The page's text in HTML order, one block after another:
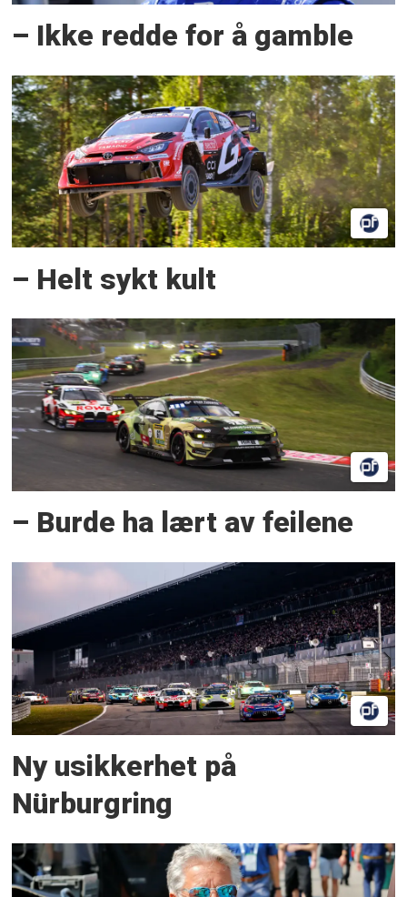
– Ikke redde for å gamble
– Helt sykt kult
– Burde ha lært av feilene
Ny usikkerhet på
Nürburgring